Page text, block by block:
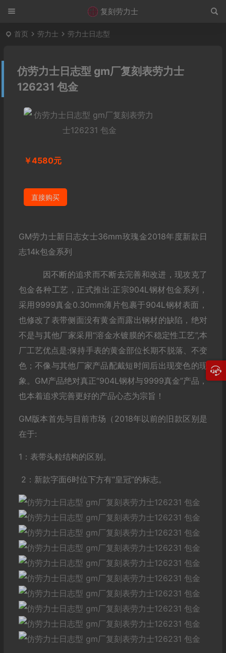
复刻劳力士
首页 劳力士 劳力士日志型
仿劳力士日志型 gm厂复刻表劳力士
126231 包金
￥4580元
直接购买
GM劳力士新日志女士36mm玫瑰金2018年度新款日
志14k包金系列
因不断的追求而不断去完善和改进，现攻克了
包金各种工艺，正式推出:正宗904L钢材包金系列，
采用9999真金0.30mm薄片包裹于904L钢材表面，
也修改了表带侧面没有黄金而露出钢材的缺陷，绝对
不是与其他厂家采用“溶金水镀膜的不稳定性工艺”,本
厂工艺优点是:保持手表的黄金部位长期不脱落、不变
色；不像与其他厂家产品配戴短时间后出现变色的现
象。GM产品绝对真正“904L钢材与9999真金”产品，
也本着追求完善更好的产品心态为宗旨！
GM版本首先与目前市场（2018年以前的旧款区别是
在于:
1：表带头粒结构的区别。
2：新款字面6时位下方有“皇冠”的标志。